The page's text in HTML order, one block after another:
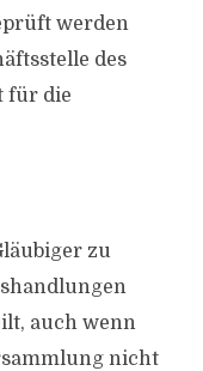
werden
des
für die
zu
auch wenn
nicht